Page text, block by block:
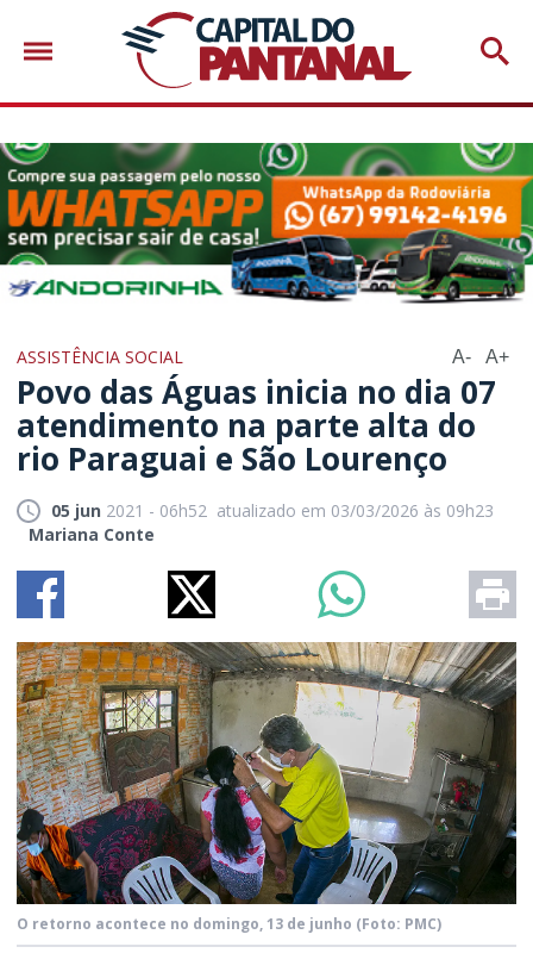
ASSISTÊNCIA SOCIAL A- A+
Povo das Águas inicia no dia 07
atendimento na parte alta do
rio Paraguai e São Lourenço
05 jun 2021 - 06h52 atualizado em 03/03/2026 às 09h23
Mariana Conte
O retorno acontece no domingo, 13 de junho (Foto: PMC)